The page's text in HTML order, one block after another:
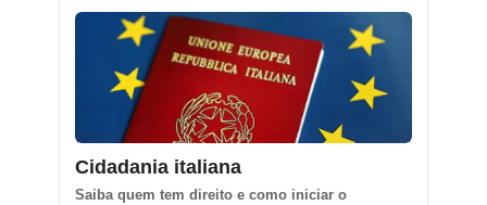
Cidadania italiana
Saiba quem tem direito e como iniciar o